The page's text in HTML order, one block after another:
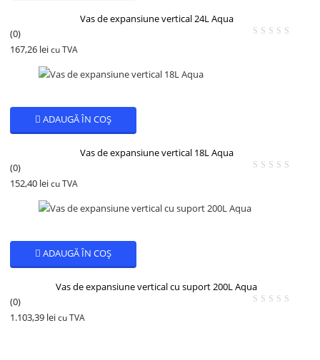
Vas de expansiune vertical 24L Aqua
(0)
167,26 lei cu TVA
ADAUGĂ ÎN COȘ
Vas de expansiune vertical 18L Aqua
(0)
152,40 lei cu TVA
ADAUGĂ ÎN COȘ
Vas de expansiune vertical cu suport 200L Aqua
(0)
1.103,39 lei cu TVA